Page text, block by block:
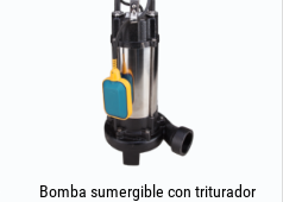
Bomba sumergible con triturador